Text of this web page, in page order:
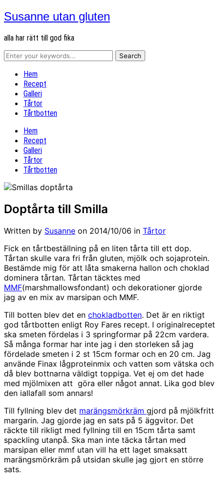
Susanne utan gluten
alla har rätt till god fika
Hem
Recept
Galleri
Tårtor
Tårtbotten
Hem
Recept
Galleri
Tårtor
Tårtbotten
Doptårta till Smilla
Written by Susanne on 2014/10/06 in Tårtor
Fick en tårtbeställning på en liten tårta till ett dop.
Tårtan skulle vara fri från gluten, mjölk och sojaprotein.
Bestämde mig för att låta smakerna hallon och choklad
dominera tårtan. Tårtan täcktes med
MMF(marshmallowsfondant) och dekorationer gjorde
jag av en mix av marsipan och MMF.
Till botten blev det en chokladbotten. Det är en riktigt
god tårtbotten enligt Roy Fares recept. I originalreceptet
ska smeten fördelas i 3 springformar på 22cm vardera.
Så många formar har inte jag i den storleken så jag
fördelade smeten i 2 st 15cm formar och en 20 cm. Jag
använde Finax lågproteinmix och vatten som vätska och
då blev bottnarna väldigt toppiga. Vet ej om det hade
med mjölmixen att göra eller något annat. Lika god blev
den iallafall som annars!
Till fyllning blev det marängsmörkräm gjord på mjölkfritt
margarin. Jag gjorde jag en sats på 5 äggvitor. Det
räckte till rikligt med fyllning till en 15cm tårta samt
spackling utanpå. Ska man inte täcka tårtan med
marsipan eller mmf utan vill ha ett laget smaksatt
marängsmörkräm på utsidan skulle jag gjort en större
sats.